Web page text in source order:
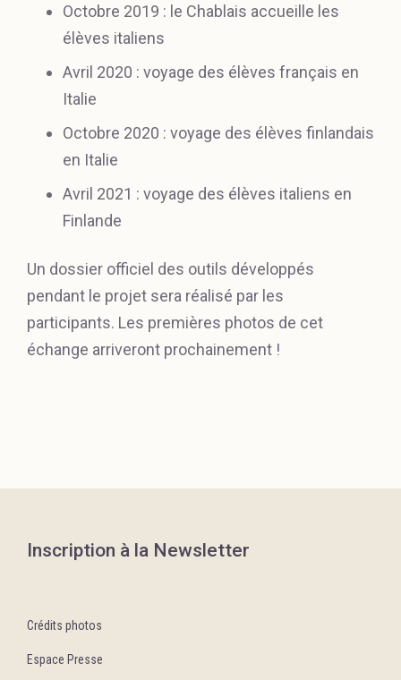
Octobre 2019 : le Chablais accueille les
élèves italiens
Avril 2020 : voyage des élèves français en
Italie
Octobre 2020 : voyage des élèves finlandais
en Italie
Avril 2021 : voyage des élèves italiens en
Finlande
Un dossier officiel des outils développés
pendant le projet sera réalisé par les
participants. Les premières photos de cet
échange arriveront prochainement !
Inscription à la Newsletter
Crédits photos
Espace Presse